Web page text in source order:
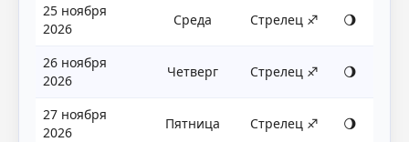
25 ноября
2026
Среда Стрелец ♐ 🌖
26 ноября
2026
Четверг Стрелец ♐ 🌖
27 ноября
2026
Пятница Стрелец ♐ 🌖